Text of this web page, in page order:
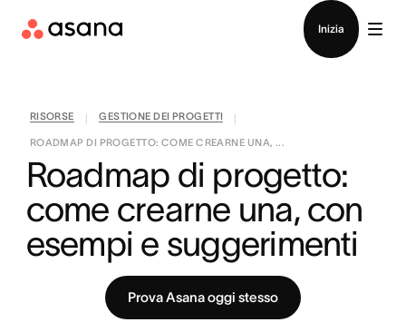
Inizia
RISORSE GESTIONE DEI PROGETTI
ROADMAP DI PROGETTO: COME CREARNE UNA, ...
Roadmap di progetto:
come crearne una, con
esempi e suggerimenti
Prova Asana oggi stesso